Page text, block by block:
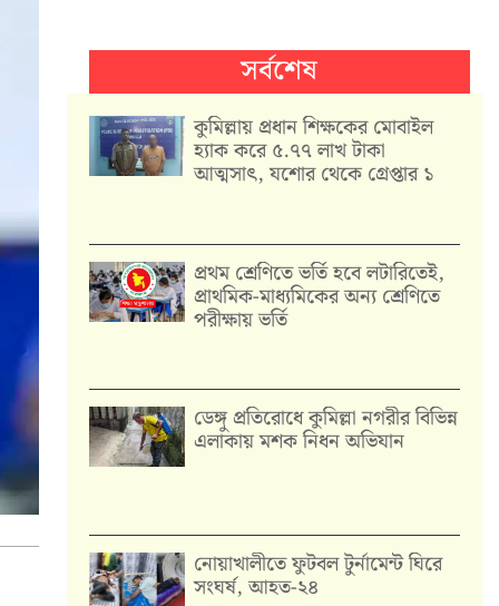
সর্বশেষ
কুমিল্লায় প্রধান শিক্ষকের মোবাইল
হ্যাক করে ৫.৭৭ লাখ টাকা
আত্মসাৎ, যশোর থেকে গ্রেপ্তার ১
প্রথম শ্রেণিতে ভর্তি হবে লটারিতেই,
প্রাথমিক-মাধ্যমিকের অন্য শ্রেণিতে
পরীক্ষায় ভর্তি
ডেঙ্গু প্রতিরোধে কুমিল্লা নগরীর বিভিন্ন
এলাকায় মশক নিধন অভিযান
নোয়াখালীতে ফুটবল টুর্নামেন্ট ঘিরে
সংঘর্ষ, আহত-২৪